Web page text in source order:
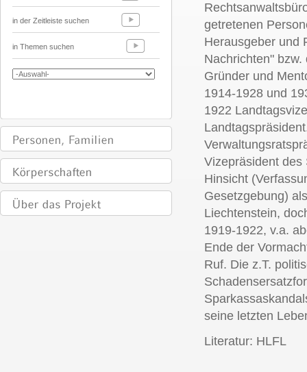
in der Zeitleiste suchen
in Themen suchen
getretenen
Herausgeber und
Nachrichten"
Gründer und
1914-1928 und
1922
Vizepräsident des
Hinsicht
Gesetzgebung)
Liechtenstein,
1919-1922, v.a.
Ende der
Ruf. Die z.T.
seine letzten
Literatur: HLFL